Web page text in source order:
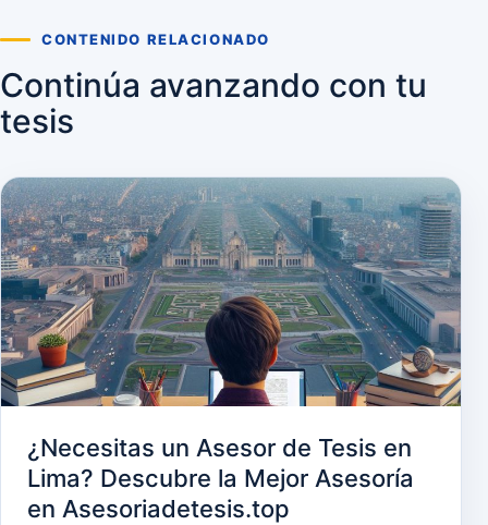
CONTENIDO RELACIONADO
Continúa avanzando con tu
tesis
¿Necesitas un Asesor de Tesis en
Lima? Descubre la Mejor Asesoría
en Asesoriadetesis.top